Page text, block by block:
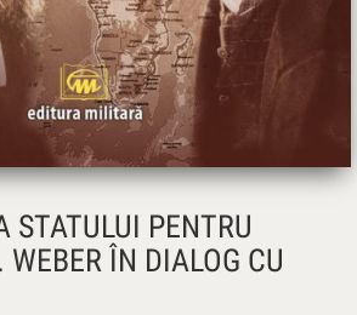
STATULUI PENTRU
WEBER ÎN DIALOG CU